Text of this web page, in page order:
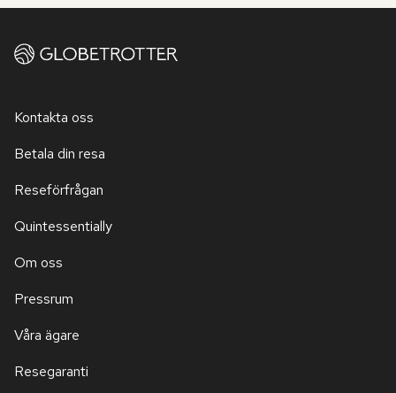
Kontakta oss
Betala din resa
Reseförfrågan
Quintessentially
Om oss
Pressrum
Våra ägare
Resegaranti